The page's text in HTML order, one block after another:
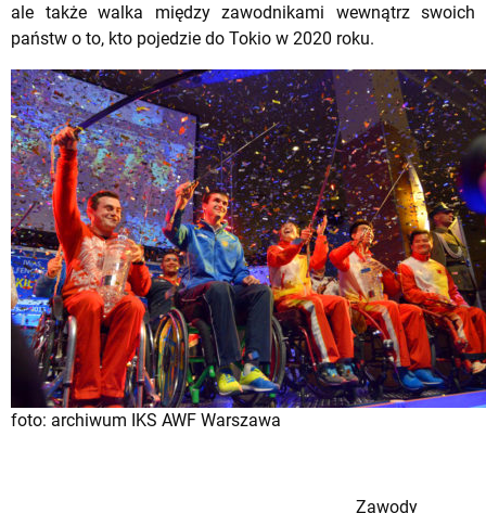
ale także walka między zawodnikami wewnątrz swoich
państw o to, kto pojedzie do Tokio w 2020 roku.
foto: archiwum IKS AWF Warszawa
Zawody